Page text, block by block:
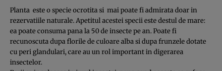
Planta este o specie ocrotita si mai poate fi admirata doar in
rezervatiile naturale. Apetitul acestei specii este destul de mare:
ea poate consuma pana la 50 de insecte pe an. Poate fi
recunoscuta dupa florile de culoare alba si dupa frunzele dotate
cu peri glandulari, care au un rol important in digerarea
insectelor.